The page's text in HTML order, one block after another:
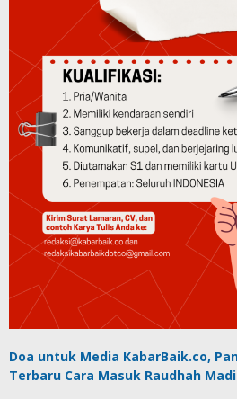
Doa untuk Media KabarBaik.co,
Terbaru Cara Masuk Raudhah